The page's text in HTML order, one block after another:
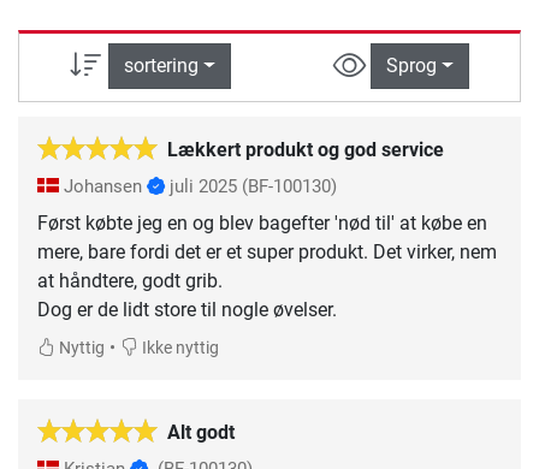
sortering Sprog
Lækkert produkt og god service
Johansen juli 2025 (BF-100130)
Først købte jeg en og blev bagefter 'nød til' at købe en
mere, bare fordi det er et super produkt. Det virker, nem
at håndtere, godt grib.
Dog er de lidt store til nogle øvelser.
Nyttig • Ikke nyttig
Alt godt